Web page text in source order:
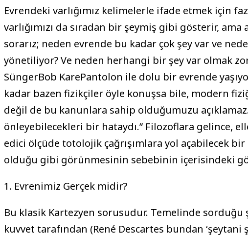
Evrendeki varlığımız kelimelerle ifade etmek için
varlığımızı da sıradan bir şeymiş gibi gösterir, ama
sorarız; neden evrende bu kadar çok şey var ve
yönetiliyor? Ve neden herhangi bir şey var olmak
SüngerBob KarePantolon ile dolu bir evrende
kadar bazen fizikçiler öyle konuşsa bile, modern
değil de bu kanunlara sahip olduğumuzu
önleyebilecekleri bir hataydı.” Filozoflara gelince,
edici ölçüde totolojik çağrışımlara yol açabilecek
olduğu gibi görünmesinin sebebinin içerisindeki
1. Evrenimiz Gerçek midir?
Bu klasik Kartezyen sorusudur. Temelinde
kuvvet tarafından (René Descartes bundan